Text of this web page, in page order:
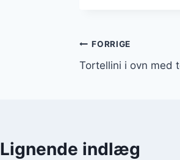
FORRIGE
Tortellini i ovn med
Lignende indlæg